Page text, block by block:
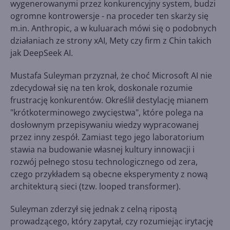
wygenerowanymi przez konkurencyjny system, budzi
ogromne kontrowersje - na proceder ten skarży się
m.in. Anthropic, a w kuluarach mówi się o podobnych
działaniach ze strony xAI, Mety czy firm z Chin takich
jak DeepSeek AI.
Mustafa Suleyman przyznał, że choć Microsoft AI nie
zdecydował się na ten krok, doskonale rozumie
frustrację konkurentów. Określił destylację mianem
"krótkoterminowego zwycięstwa", które polega na
dosłownym przepisywaniu wiedzy wypracowanej
przez inny zespół. Zamiast tego jego laboratorium
stawia na budowanie własnej kultury innowacji i
rozwój pełnego stosu technologicznego od zera,
czego przykładem są obecne eksperymenty z nową
architekturą sieci (tzw. looped transformer).
Suleyman zderzył się jednak z celną ripostą
prowadzącego, który zapytał, czy rozumiejąc irytację